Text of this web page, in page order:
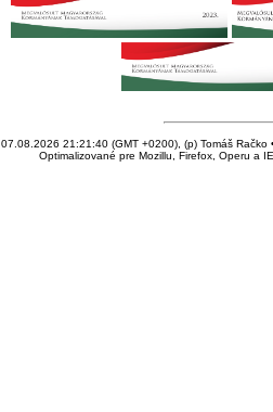
07.08.2026 21:21:40 (GMT +0200), (p) Tomáš Račko
Optimalizované pre Mozillu, Firefox, Operu a